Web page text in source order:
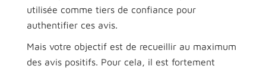
utilisée comme tiers de confiance pour
authentifier ces avis.
Mais votre objectif est de recueillir au maximum
des avis positifs. Pour cela, il est fortement